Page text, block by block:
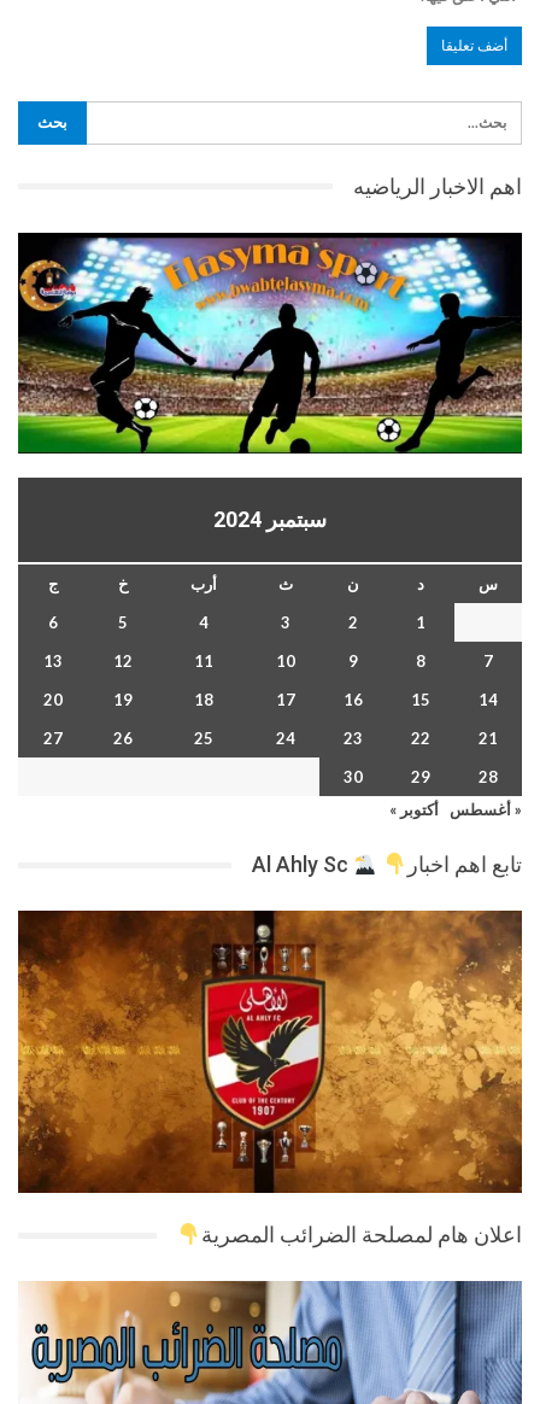
اهم الاخبار الرياضيه
سبتمبر 2024
س د ن ث أرب خ
ج
1
2
3
4
5
6
7
8
9
10
11
12
13
14
15
16
17
18
19
20
21
22
23
24
25
26
27
28
29
30
« أغسطس
أكتوبر »
تابع اهم اخبار
اعلان هام لمصلحة الضرائب المصرية